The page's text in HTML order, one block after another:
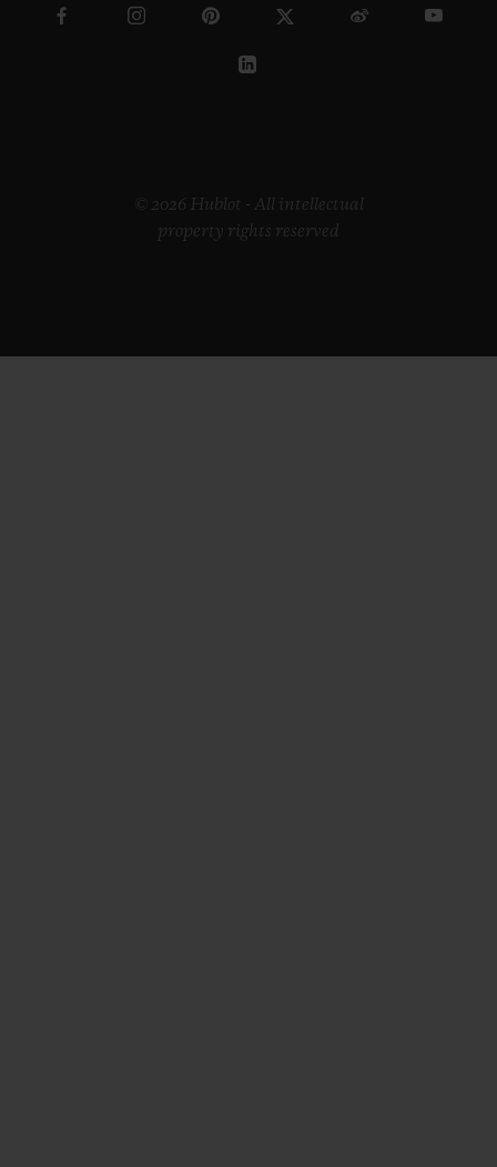
© 2026 Hublot - All intellectual
property rights reserved